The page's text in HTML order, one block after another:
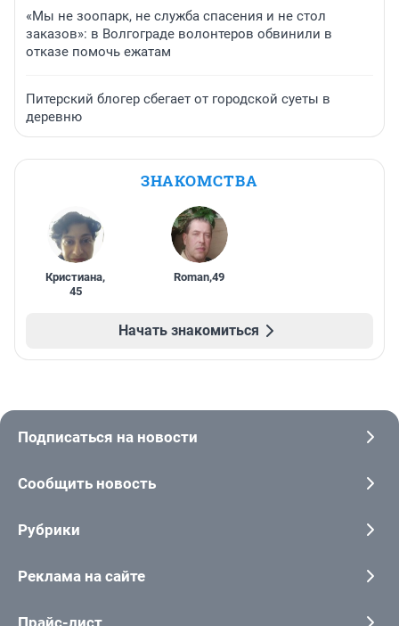
«Мы не зоопарк, не служба спасения и не стол
заказов»: в Волгограде волонтеров обвинили в
отказе помочь ежатам
Питерский блогер сбегает от городской суеты в
деревню
ЗНАКОМСТВА
Кристиана,
45
Roman,49
Начать знакомиться
Подписаться на новости
Сообщить новость
Рубрики
Реклама на сайте
Прайс-лист